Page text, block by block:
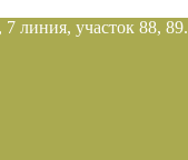
линия, участок 88, 89.